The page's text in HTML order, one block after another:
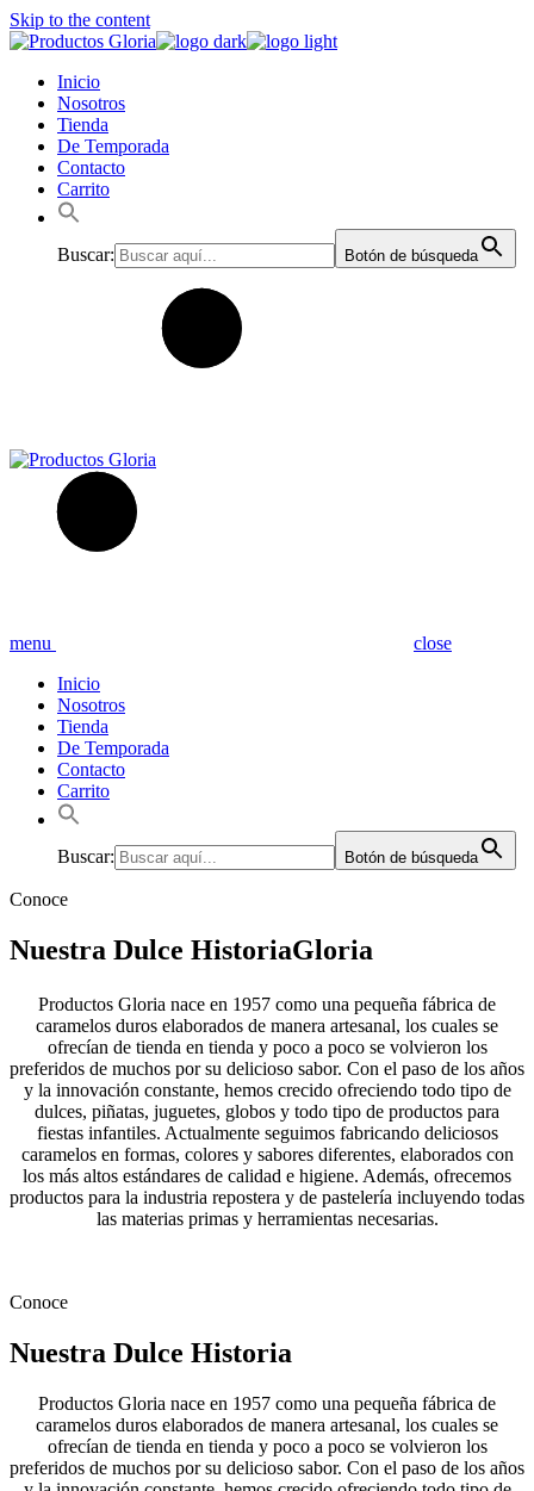
Skip to the content
Inicio
Nosotros
Tienda
De Temporada
Contacto
Carrito
Buscar: Botón de búsqueda
menu
close
Inicio
Nosotros
Tienda
De Temporada
Contacto
Carrito
Buscar: Botón de búsqueda
Conoce
Nuestra Dulce HistoriaGloria
Productos Gloria nace en 1957 como una pequeña fábrica de
caramelos duros elaborados de manera artesanal, los cuales se
ofrecían de tienda en tienda y poco a poco se volvieron los
preferidos de muchos por su delicioso sabor. Con el paso de los años
y la innovación constante, hemos crecido ofreciendo todo tipo de
dulces, piñatas, juguetes, globos y todo tipo de productos para
fiestas infantiles. Actualmente seguimos fabricando deliciosos
caramelos en formas, colores y sabores diferentes, elaborados con
los más altos estándares de calidad e higiene. Además, ofrecemos
productos para la industria repostera y de pastelería incluyendo todas
las materias primas y herramientas necesarias.
Conoce
Nuestra Dulce Historia
Productos Gloria nace en 1957 como una pequeña fábrica de
caramelos duros elaborados de manera artesanal, los cuales se
ofrecían de tienda en tienda y poco a poco se volvieron los
preferidos de muchos por su delicioso sabor. Con el paso de los años